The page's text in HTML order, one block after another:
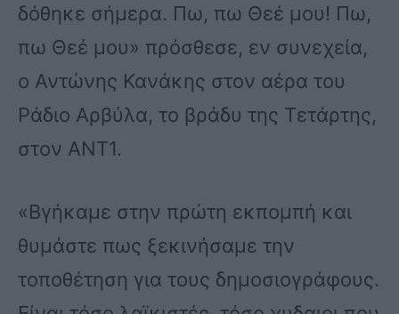
δόθηκε σήμερα. Πω, πω Θεέ μου! Πω,
πω Θεέ μου» πρόσθεσε, εν συνεχεία,
ο Αντώνης Κανάκης στον αέρα του
Ράδιο Αρβύλα, το βράδυ της Τετάρτης,
στον ΑΝΤ1.
«Βγήκαμε στην πρώτη εκπομπή και
θυμάστε πως ξεκινήσαμε την
τοποθέτηση για τους δημοσιογράφους.